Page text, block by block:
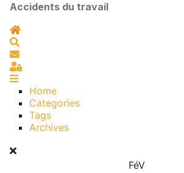
Accidents du travail
Home
S'abonner au blog
Sign In
Home
Categories
Tags
Archives
FéV